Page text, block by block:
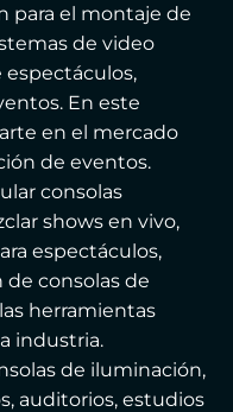
para el montaje de
de video
En este
en el mercado
de eventos.
consolas
shows en vivo,
espectáculos,
de consolas de
herramientas
industria.
de iluminación,
auditorios, estudios